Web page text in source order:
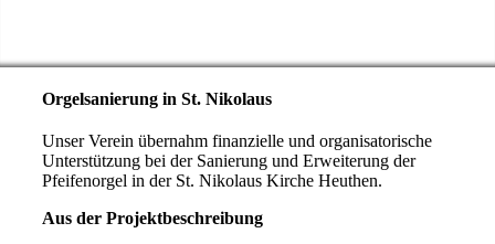
Orgelsanierung in St. Nikolaus
Unser Verein übernahm finanzielle und organisatorische
Unterstützung bei der Sanierung und Erweiterung der
Pfeifenorgel in der St. Nikolaus Kirche Heuthen.
Aus der Projektbeschreibung